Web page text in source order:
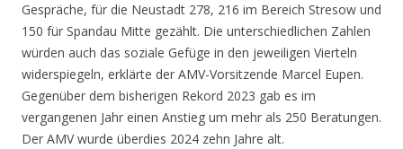
Gespräche, für die Neustadt 278, 216 im Bereich Stresow und
150 für Spandau Mitte gezählt. Die unterschiedlichen Zahlen
würden auch das soziale Gefüge in den jeweiligen Vierteln
widerspiegeln, erklärte der AMV-Vorsitzende Marcel Eupen.
Gegenüber dem bisherigen Rekord 2023 gab es im
vergangenen Jahr einen Anstieg um mehr als 250 Beratungen.
Der AMV wurde überdies 2024 zehn Jahre alt.